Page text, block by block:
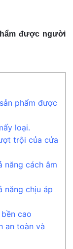
được người
phẩm được
loại.
trội của cửa
năng cách âm
năng chịu áp
cao
an toàn và